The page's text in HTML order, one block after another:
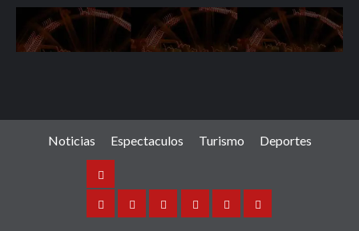
Noticias Espectaculos Turismo Deportes
Noticias
SinaloaNacionalInternacionalEspectaculos
TurismoDeportes